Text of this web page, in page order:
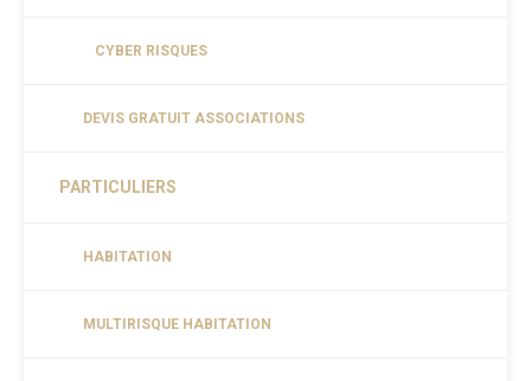
CYBER RISQUES
DEVIS GRATUIT ASSOCIATIONS
PARTICULIERS
HABITATION
MULTIRISQUE HABITATION